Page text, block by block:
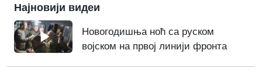
Најновији видеи
Новогодишња ноћ са руском
војском на првој линији фронта